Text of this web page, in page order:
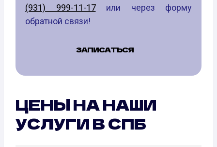
(931) 999-11-17или через форму
обратной связи!
ЗАПИСАТЬСЯ
ЦЕНЫ НА НАШИ
УСЛУГИ В СПБ